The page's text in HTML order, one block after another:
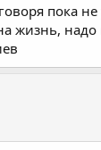
пока
жизнь, надо